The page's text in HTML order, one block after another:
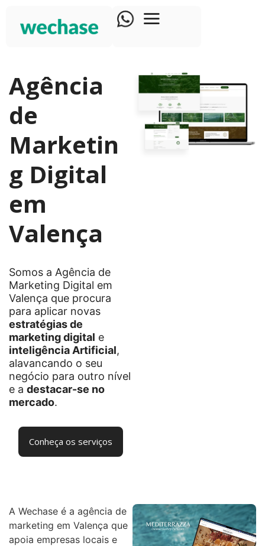
Agência
de
Marketin
g Digital
em
Valença
Somos a Agência de
Marketing Digital em
Valença que procura
para aplicar novas
estratégias de
marketing digital e
inteligência Artificial,
alavancando o seu
negócio para outro nível
e a destacar-se no
mercado.
Conheça os serviços
A Wechase é a agência de
marketing em Valença que
apoia empresas locais e